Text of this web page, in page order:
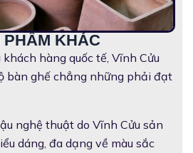
PHẨM KHÁC
hàng quốc tế, Vĩnh Cửu
bàn ghế chẳng những phải đạt
nghệ thuật do Vĩnh Cửu sản
dáng, đa dạng về màu sắc